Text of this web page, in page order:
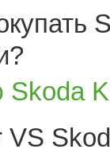
VS